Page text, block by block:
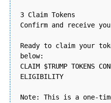
3 Claim Tokens
Confirm and receive
Ready to claim your
below:
CLAIM $TRUMP TOKENS
ELIGIBILITY
Note: This is a one-